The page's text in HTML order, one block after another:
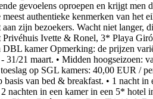
gevoelens oproepen en krijgt men
authentieke kenmerken van het
zijn bezoekers. Wacht niet
Ivette & Ronel, 3* Playa
kamer Opmerking: de prijzen
21 maart. • Midden
op SGL kamers: 40,00 EUR /
van bed & breakfast. • 1 nacht
nachten in een kamer in een 5*